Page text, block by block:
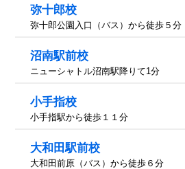
弥十郎校
弥十郎公園入口（バス）から徒歩５分
沼南駅前校
ニューシャトル沼南駅降りて1分
小手指校
小手指駅から徒歩１１分
大和田駅前校
大和田前原（バス）から徒歩６分